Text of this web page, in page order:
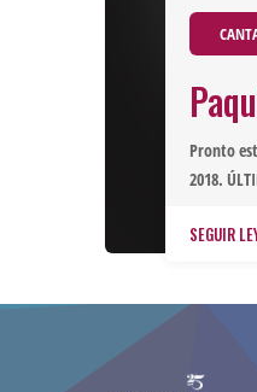
Pronto
2018.
SEGUIR